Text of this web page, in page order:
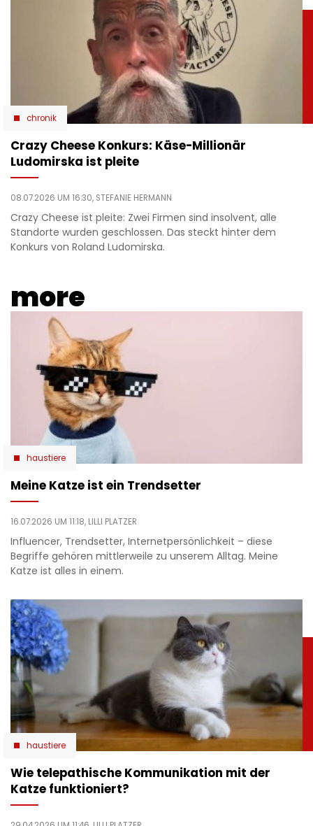
chronik
Crazy Cheese Konkurs: Käse-Millionär
Ludomirska ist pleite
08.07.2026 UM 16:30, STEFANIE HERMANN
Crazy Cheese ist pleite: Zwei Firmen sind insolvent, alle
Standorte wurden geschlossen. Das steckt hinter dem
Konkurs von Roland Ludomirska.
more
haustiere
Meine Katze ist ein Trendsetter
16.07.2026 UM 11:18, LILLI PLATZER
Influencer, Trendsetter, Internetpersönlichkeit – diese
Begriffe gehören mittlerweile zu unserem Alltag. Meine
Katze ist alles in einem.
haustiere
Wie telepathische Kommunikation mit der
Katze funktioniert?